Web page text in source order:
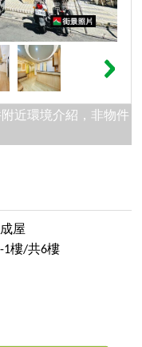
近環境介紹，非物件
屋
1樓/共6樓